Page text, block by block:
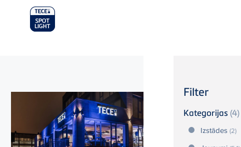
Filter
Kategorijas (4)
Izstādes (2)